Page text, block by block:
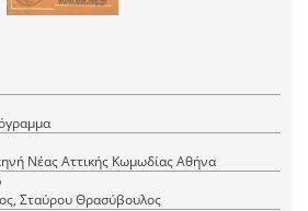
Καραγιώργη Κλέαρχου, Σκηνή Νέας Αττικής Κωμωδίας Αθήνα
Σταύρου Θρασύβουλος